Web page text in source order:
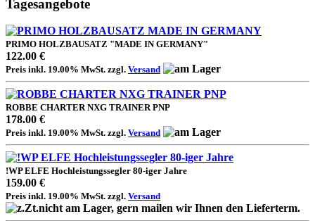
Tagesangebote
PRIMO HOLZBAUSATZ "MADE IN GERMANY"
122.00 €
Preis inkl. 19.00% MwSt. zzgl. Versand
ROBBE CHARTER NXG TRAINER PNP
178.00 €
Preis inkl. 19.00% MwSt. zzgl. Versand
!WP ELFE Hochleistungssegler 80-iger Jahre
159.00 €
Preis inkl. 19.00% MwSt. zzgl. Versand